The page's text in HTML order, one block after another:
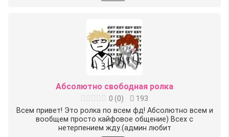
Абсолютно свободная ролка
0 (0)
193
Всем привет! Это ролка по всем фд! Абсолютно всем и
вообщем просто кайфовое общение) Всех с
нетерпением жду.(админ любит